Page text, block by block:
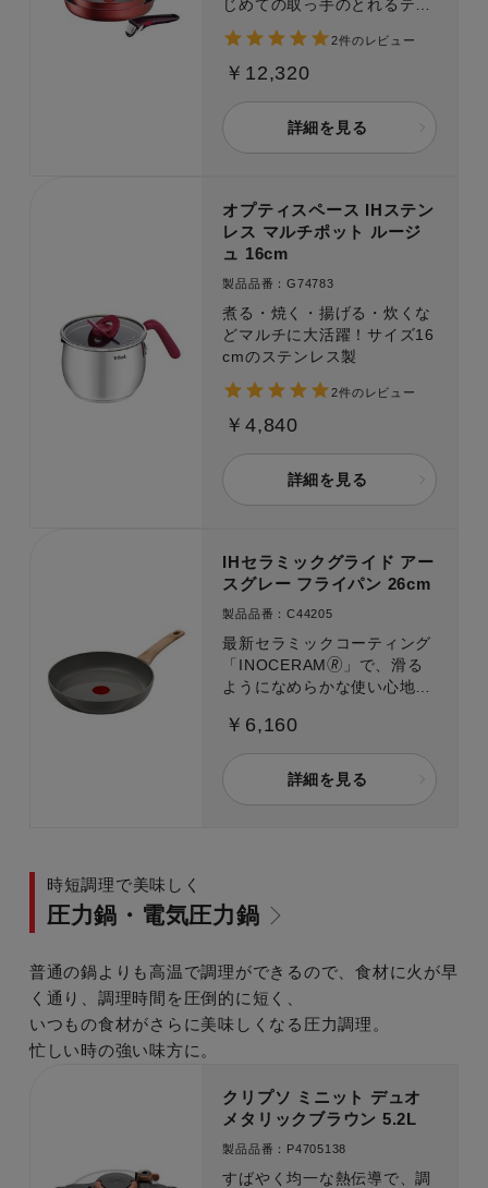
じめての取っ手のとれるティ
ファールにもおすすめの3点
セット。
2件のレビュー
￥12,320
詳細を見る
オプティスペース IHステン
レス マルチポット ルージ
ュ 16cm
製品品番：G74783
煮る・焼く・揚げる・炊くな
どマルチに大活躍！サイズ16
cmのステンレス製
2件のレビュー
￥4,840
詳細を見る
IHセラミックグライド アー
スグレー フライパン 26cm
製品品番：C44205
最新セラミックコーティング
「INOCERAM🄬」で、滑る
ようになめらかな使い心地と
￥6,160
詳細を見る
圧力鍋・電気圧力鍋
時短調理で美味しく
普通の鍋よりも高温で調理ができるので、食材に火が早
く通り、調理時間を圧倒的に短く、
いつもの食材がさらに美味しくなる圧力調理。
忙しい時の強い味方に。
クリプソ ミニット デュオ
メタリックブラウン 5.2L
製品品番：P4705138
すばやく均一な熱伝導で、調